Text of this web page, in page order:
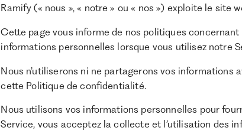
Ramify (« nous », « notre » ou « nos ») exploite le site
Cette page vous informe de nos politiques
informations personnelles lorsque vous utilisez notre
Nous n’utiliserons ni ne partagerons vos informations
cette Politique de confidentialité.
Nous utilisons vos informations personnelles pour
Service, vous acceptez la collecte et l’utilisation des